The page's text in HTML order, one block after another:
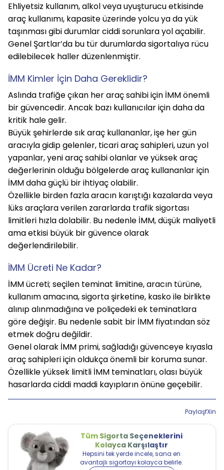
Ehliyetsiz kullanım, alkol veya uyuşturucu etkisinde
araç kullanımı, kapasite üzerinde yolcu ya da yük
taşınması gibi durumlar ciddi sorunlara yol açabilir.
Genel Şartlar’da bu tür durumlarda sigortalıya rücu
edilebilecek haller düzenlenmiştir.
İMM Kimler İçin Daha Gereklidir?
Aslında trafiğe çıkan her araç sahibi için İMM önemli
bir güvencedir. Ancak bazı kullanıcılar için daha da
kritik hale gelir.
Büyük şehirlerde sık araç kullananlar, işe her gün
aracıyla gidip gelenler, ticari araç sahipleri, uzun yol
yapanlar, yeni araç sahibi olanlar ve yüksek araç
değerlerinin olduğu bölgelerde araç kullananlar için
İMM daha güçlü bir ihtiyaç olabilir.
Özellikle birden fazla aracın karıştığı kazalarda veya
lüks araçlara verilen zararlarda trafik sigortası
limitleri hızla dolabilir. Bu nedenle İMM, düşük maliyetli
ama etkisi büyük bir güvence olarak
değerlendirilebilir.
İMM Ücreti Ne Kadar?
İMM ücreti; seçilen teminat limitine, aracın türüne,
kullanım amacına, sigorta şirketine, kasko ile birlikte
alınıp alınmadığına ve poliçedeki ek teminatlara
göre değişir. Bu nedenle sabit bir İMM fiyatından söz
etmek doğru değildir.
Genel olarak İMM primi, sağladığı güvenceye kıyasla
araç sahipleri için oldukça önemli bir koruma sunar.
Özellikle yüksek limitli İMM teminatları, olası büyük
hasarlarda ciddi maddi kayıpların önüne geçebilir.
PaylaşfXin
Tüm Sigorta Seçeneklerini
Kolayca Karşılaştır
Hepsini tek yerde incele, sana en
avantajlı sigortayı kolayca belirle.